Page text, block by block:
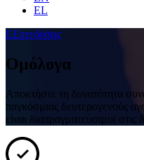
EL
ΕΕπενδύσεις
Ομόλογα
Αποκτήστε τη δυνατότητα
παγκόσμιας δευτερογενούς
είναι διαπραγματεύσιμοι